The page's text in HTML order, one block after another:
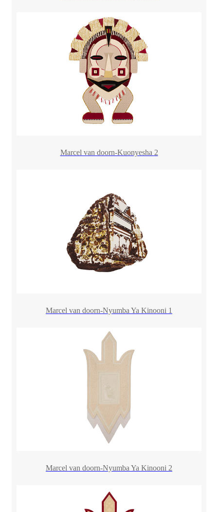
Marcel van doorn-Kuonyesha 2
Marcel van doorn-Nyumba Ya Kinooni 1
Marcel van doorn-Nyumba Ya Kinooni 2